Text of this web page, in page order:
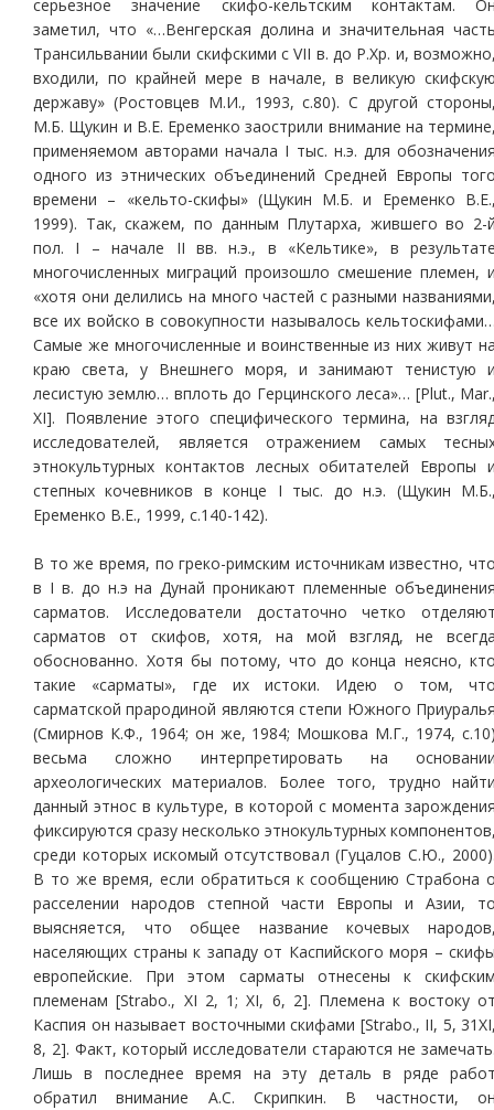
серьезное значение скифо-кельтским контактам.
заметил, что «…Венгерская долина и значительная
Трансильвании были скифскими с VII в. до Р.Хр. и,
входили, по крайней мере в начале, в великую
державу» (Ростовцев М.И., 1993, с.80). С другой
М.Б. Щукин и В.Е. Еременко заострили внимание на
применяемом авторами начала I тыс. н.э. для
одного из этнических объединений Средней Европы
времени – «кельто-скифы» (Щукин М.Б. и Еременко
1999). Так, скажем, по данным Плутарха, жившего во 2-
пол. I – начале II вв. н.э., в «Кельтике», в
многочисленных миграций произошло смешение племен,
«хотя они делились на много частей с разными
все их войско в совокупности называлось
Самые же многочисленные и воинственные из них живут
краю света, у Внешнего моря, и занимают тенистую
лесистую землю… вплоть до Герцинского леса»… [Plut.,
XI]. Появление этого специфического термина, на
исследователей, является отражением самых
этнокультурных контактов лесных обитателей Европы
степных кочевников в конце I тыс. до н.э. (Щукин
Еременко В.Е., 1999, с.140-142).
В то же время, по греко-римским источникам известно,
в I в. до н.э на Дунай проникают племенные
сарматов. Исследователи достаточно четко
сарматов от скифов, хотя, на мой взгляд, не
обоснованно. Хотя бы потому, что до конца неясно,
такие «сарматы», где их истоки. Идею о том,
сарматской прародиной являются степи Южного
(Смирнов К.Ф., 1964; он же, 1984; Мошкова М.Г., 1974,
весьма сложно интерпретировать на
археологических материалов. Более того, трудно
данный этнос в культуре, в которой с момента
фиксируются сразу несколько этнокультурных
среди которых искомый отсутствовал (Гуцалов С.Ю.,
В то же время, если обратиться к сообщению Страбона
расселении народов степной части Европы и Азии,
выясняется, что общее название кочевых
населяющих страны к западу от Каспийского моря –
европейские. При этом сарматы отнесены к
племенам [Strabo., XI 2, 1; XI, 6, 2]. Племена к востоку
Каспия он называет восточными скифами [Strabo., II, 5,
8, 2]. Факт, который исследователи стараются не
Лишь в последнее время на эту деталь в ряде
обратил внимание А.С. Скрипкин. В частности,